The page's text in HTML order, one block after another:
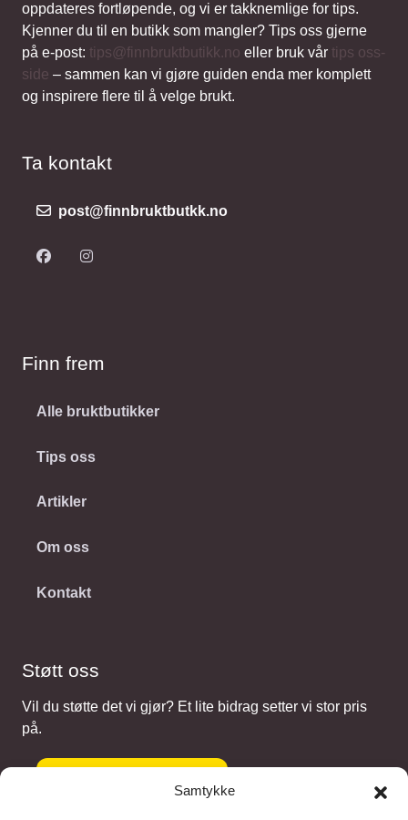
Samtykke
oppdateres fortløpende, og vi er takknemlige for tips.
Kjenner du til en butikk som mangler? Tips oss gjerne
på e-post: tips@finnbruktbutikk.no eller bruk vår tips oss-
side – sammen kan vi gjøre guiden enda mer komplett
og inspirere flere til å velge brukt.
Ta kontakt
post@finnbruktbutkk.no
Finn frem
Alle bruktbutikker
Tips oss
Artikler
Om oss
Kontakt
Støtt oss
Vil du støtte det vi gjør? Et lite bidrag setter vi stor pris
på.
Gi et bidrag